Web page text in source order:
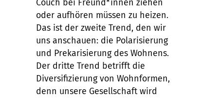
Couch bei Freund*innen ziehen
oder aufhören müssen zu heizen.
Das ist der zweite Trend, den wir
uns anschauen: die Polarisierung
und Prekarisierung des Wohnens.
Der dritte Trend betrifft die
Diversifizierung von Wohnformen,
denn unsere Gesellschaft wird